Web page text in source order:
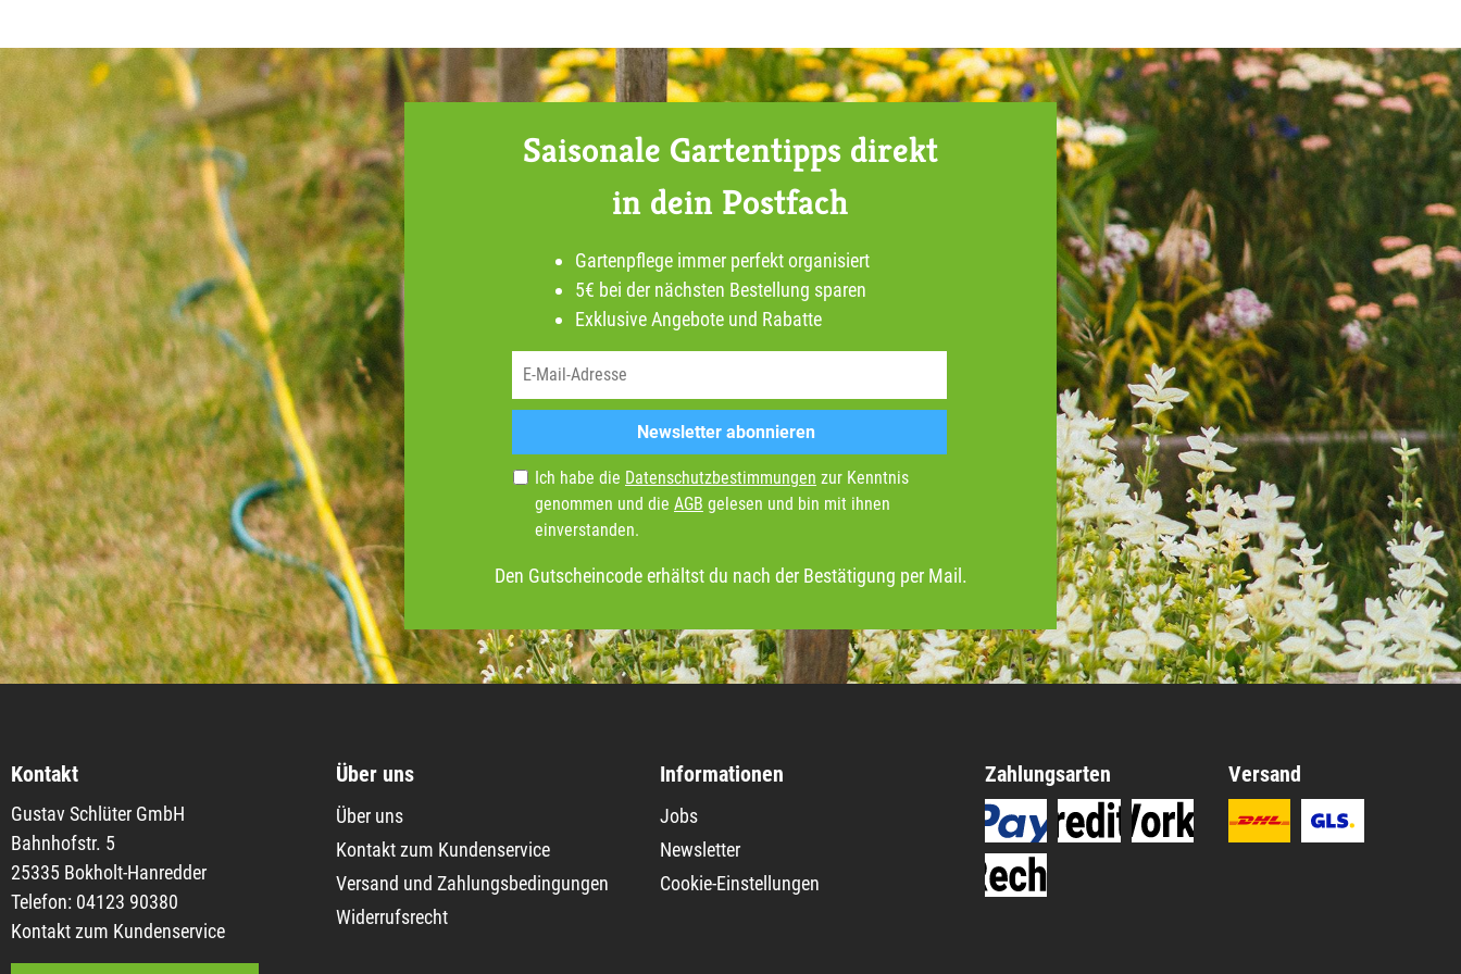
Saisonale Gartentipps direkt
in dein Postfach
Gartenpflege immer perfekt organisiert
5€ bei der nächsten Bestellung sparen
Exklusive Angebote und Rabatte
Newsletter abonnieren
Ich habe die Datenschutzbestimmungen zur Kenntnis
genommen und die AGB gelesen und bin mit ihnen
einverstanden.
Den Gutscheincode erhältst du nach der Bestätigung per Mail.
Kontakt
Gustav Schlüter GmbH
Bahnhofstr. 5
25335 Bokholt-Hanredder
Telefon: 04123 90380
Kontakt zum Kundenservice
Über uns
Über uns
Kontakt zum Kundenservice
Versand und Zahlungsbedingungen
Widerrufsrecht
Informationen
Jobs
Newsletter
Cookie-Einstellungen
Zahlungsarten Versand